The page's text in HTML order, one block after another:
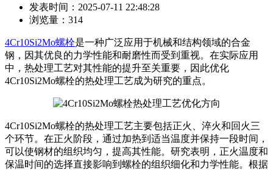
发表时间：2025-07-11 22:48:28
浏览量：314
4Cr10Si2Mo螺栓是一种广泛应用于机械和结构领域的合金
钢，因其优良的力学性能和耐磨性而受到重视。在实际应用
中，热处理工艺对其性能的提升至关重要，因此优化
4Cr10Si2Mo螺栓的热处理工艺成为研究的重点。
4Cr10Si2Mo螺栓的热处理工艺主要包括正火、淬火和回火三
个环节。在正火阶段，通过加热到适当温度并保持一段时间，
可以使钢材的组织均匀，提高其性能。研究表明，正火温度和
保温时间的选择直接影响到螺栓的组织细化和力学性能。根据